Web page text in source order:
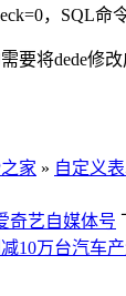
，SQL
要将dede修
家 » 自定义
奇艺自媒体号
10万台汽车